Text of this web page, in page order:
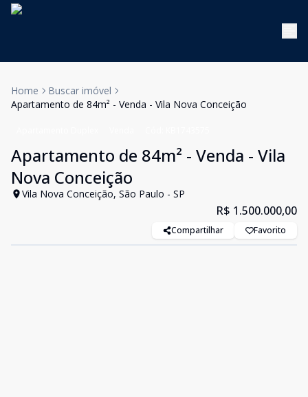
Home
Buscar imóvel
Apartamento de 84m² - Venda - Vila Nova Conceição
Apartamento de 84m² - Venda - Vila
Nova Conceição
Vila Nova Conceição, São Paulo - SP
R$ 1.500.000,00
Compartilhar Favorito